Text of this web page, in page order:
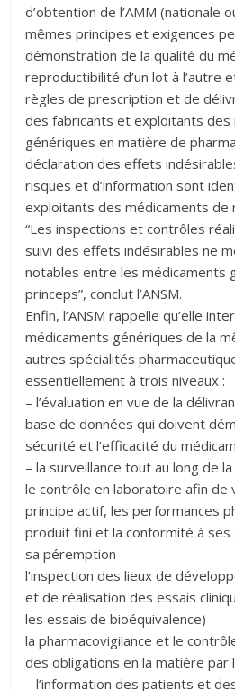
d’obtention de l’AMM (nationale
mêmes principes et exigences
démonstration de la qualité du
reproductibilité d’un lot à l’autre
règles de prescription et de
des fabricants et exploitants des
génériques en matière de
déclaration des effets
risques et d’information sont
exploitants des médicaments de
“Les inspections et contrôles
suivi des effets indésirables ne
notables entre les médicaments
princeps”, conclut l’ANSM.
Enfin, l’ANSM rappelle qu’elle
médicaments génériques de la
autres spécialités
essentiellement à trois niveaux :
– l’évaluation en vue de la
base de données qui doivent
sécurité et l’efficacité du
– la surveillance tout au long de
le contrôle en laboratoire afin de
principe actif, les performances
produit fini et la conformité à ses
sa péremption
l’inspection des lieux de
et de réalisation des essais
les essais de bioéquivalence)
la pharmacovigilance et le
des obligations en la matière par
– l’information des patients et